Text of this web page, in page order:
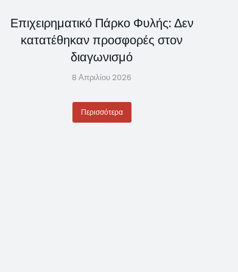
Επιχειρηματικό Πάρκο Φυλής: Δεν
κατατέθηκαν προσφορές στον
διαγωνισμό
8 Απριλίου 2026
Περισσότερα